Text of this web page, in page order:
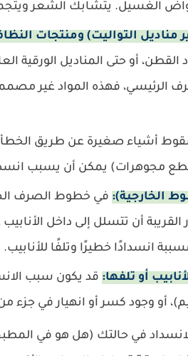
الغسيل. يتشابك الشعر
مناديل التواليت) ومنتجات
القطن، أو حتى المناديل الورقية
الرئيسي، فهذه المواد غير
أشياء صغيرة عن طريق الخطأ
مجوهرات) يمكن أن يسبب
الخارجية): في خطوط الصرف
القريبة أن تتسلل إلى داخل
انسدادًا خطيرًا وتلفًا للأنابيب.
أو تلفها: قد يكون سبب
أو وجود كسر أو انهيار في
للانسداد في حالتك (هل هو في